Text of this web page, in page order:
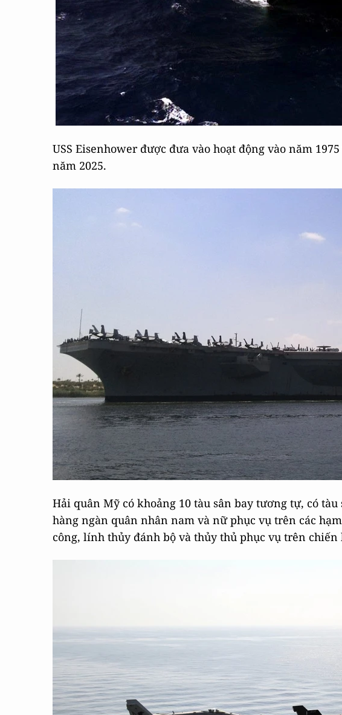
USS Eisenhower được đưa vào hoạt động vào năm
năm 2025.
Hải quân Mỹ có khoảng 10 tàu sân bay tương tự, có
hàng ngàn quân nhân nam và nữ phục vụ trên các
công, lính thủy đánh bộ và thủy thủ phục vụ trên chiến